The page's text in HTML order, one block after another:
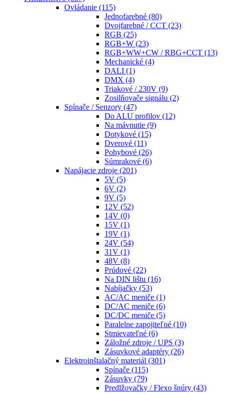
Ovládanie (115)
Jednofarebné (80)
Dvojfarebné / CCT (23)
RGB (25)
RGB+W (23)
RGB+WW+CW / RBG+CCT (13)
Mechanické (4)
DALI (1)
DMX (4)
Triakové / 230V (9)
Zosilňovače signálu (2)
Spínače / Senzory (47)
Do ALU profilov (12)
Na mávnutie (9)
Dotykové (15)
Dverové (11)
Pohybové (26)
Súmrakové (6)
Napájacie zdroje (201)
5V (5)
6V (2)
9V (5)
12V (52)
14V (0)
15V (1)
19V (1)
24V (54)
31V (1)
48V (8)
Prúdové (22)
Na DIN lištu (16)
Nabíjačky (53)
AC/AC meniče (1)
DC/AC meniče (6)
DC/DC meniče (5)
Paralelne zapojiteľné (10)
Stmievateľné (6)
Záložné zdroje / UPS (3)
Zásuvkové adaptéry (26)
Elektroinštalačný materiál (301)
Spínače (115)
Zásuvky (79)
Predlžovačky / Flexo šnúry (43)